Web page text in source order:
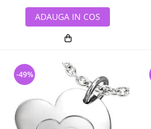
ADAUGA IN COS
-49%